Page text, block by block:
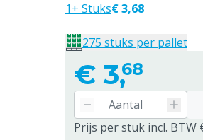
€3,68
Prijs per stuk incl. BTW
1+ Stuks€ 3,68
275 stuks per pallet